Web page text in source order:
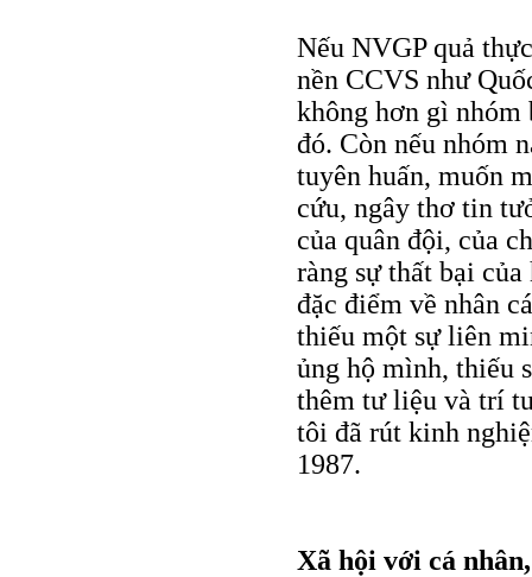
Nếu NVGP quả
nền CCVS như
không hơn gì
đó. Còn nếu nhóm
tuyên huấn, muốn
cứu, ngây thơ tin
của quân đội, của
ràng sự thất bại
đặc điểm về nhân
thiếu một sự liên
ủng hộ mình, thiếu
thêm tư liệu và trí
tôi đã rút kinh
1987.
Xã hội với cá